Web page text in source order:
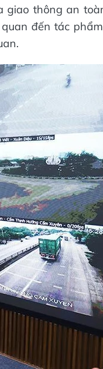
thông an
đến tác